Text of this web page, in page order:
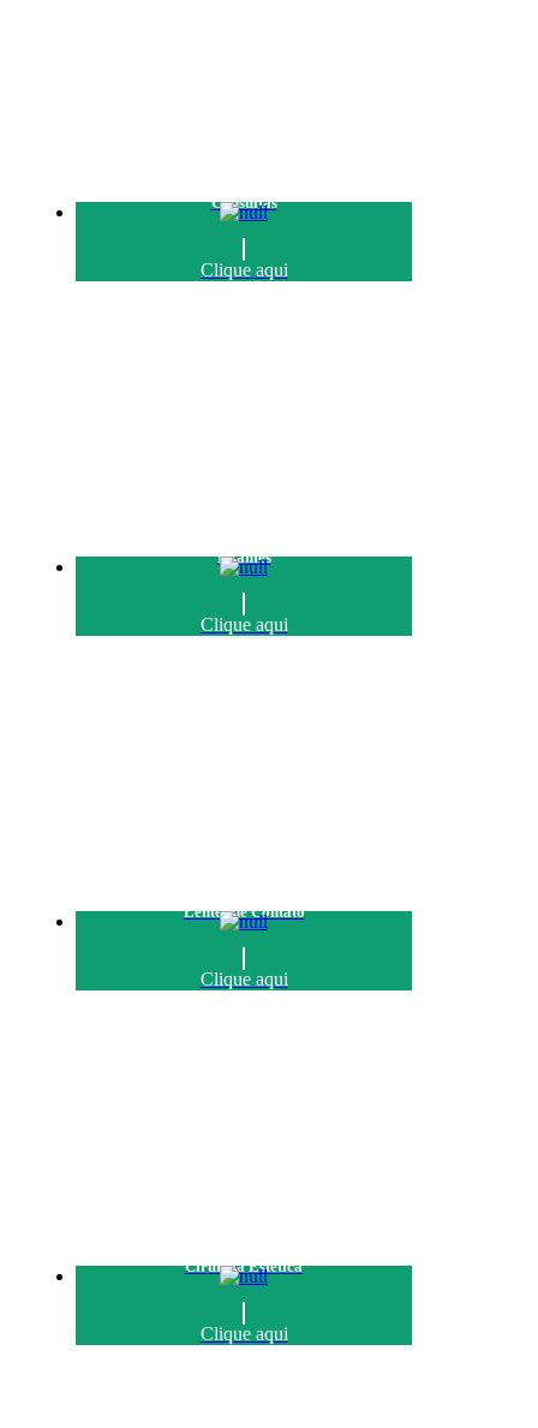
Consultas
Clique aqui
Exames
Clique aqui
Lentes de Contato
Clique aqui
Cirurgia Estética
Clique aqui